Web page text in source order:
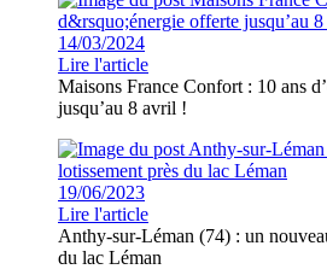
14/03/2024
Lire l'article
Maisons France Confort : 10 ans
jusqu’au 8 avril !
19/06/2023
Lire l'article
Anthy-sur-Léman (74) : un
du lac Léman